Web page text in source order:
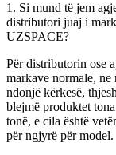
1. Si mund të jem
distributori juaj i
UZSPACE?
Për distributorin ose
markave normale, ne
ndonjë kërkesë,
blejmë produktet
tonë, e cila është
për ngjyrë për model.